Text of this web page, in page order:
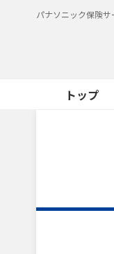
パナソニック保険サ
トップ